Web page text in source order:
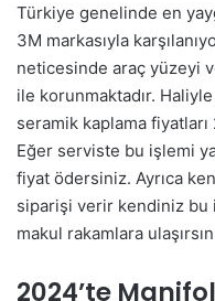
Türkiye genelinde en
3M markasıyla
neticesinde araç yüzeyi
ile korunmaktadır.
seramik kaplama
Eğer serviste bu işlemi
fiyat ödersiniz. Ayrıca
siparişi verir kendiniz bu
makul rakamlara
2024’te